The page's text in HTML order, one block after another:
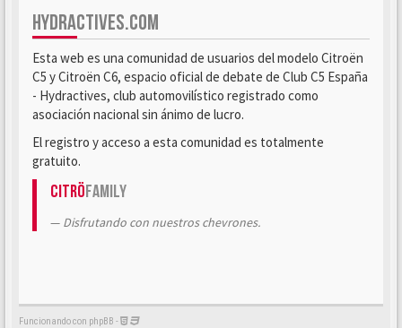
HYDRACTIVES.COM
Esta web es una comunidad de usuarios del modelo Citroën
C5 y Citroën C6, espacio oficial de debate de Club C5 España
- Hydractives, club automovilístico registrado como
asociación nacional sin ánimo de lucro.
El registro y acceso a esta comunidad es totalmente
gratuito.
CitröFamily
Disfrutando con nuestros chevrones.
Funcionando con phpBB -